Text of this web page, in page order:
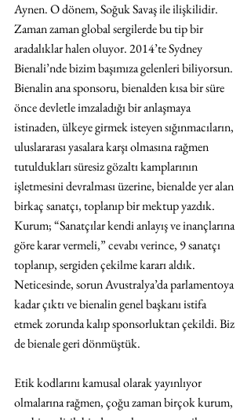
Aynen. O dönem, Soğuk Savaş ile ilişkilidir.
Zaman zaman global sergilerde bu tip bir
aradalıklar halen oluyor. 2014’te Sydney
Bienali’nde bizim başımıza gelenleri biliyorsun.
Bienalin ana sponsoru, bienalden kısa bir süre
önce devletle imzaladığı bir anlaşmaya
istinaden, ülkeye girmek isteyen sığınmacıların,
uluslararası yasalara karşı olmasına rağmen
tutuldukları süresiz gözaltı kamplarının
işletmesini devralması üzerine, bienalde yer alan
birkaç sanatçı, toplanıp bir mektup yazdık.
Kurum; “Sanatçılar kendi anlayış ve inançlarına
göre karar vermeli,” cevabı verince, 9 sanatçı
toplanıp, sergiden çekilme kararı aldık.
Neticesinde, sorun Avustralya’da parlamentoya
kadar çıktı ve bienalin genel başkanı istifa
etmek zorunda kalıp sponsorluktan çekildi. Biz
de bienale geri dönmüştük.
Etik kodlarını kamusal olarak yayınlıyor
olmalarına rağmen, çoğu zaman birçok kurum,